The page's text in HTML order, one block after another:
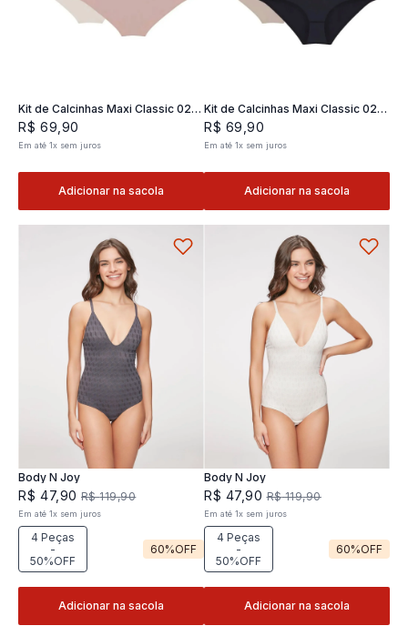
Kit de Calcinhas Maxi Classic 02 -
2 und
R$ 69 90
Em até1x sem juros
Adicionar na sacola
Kit de Calcinhas Maxi Classic 02 -
2 und
R$ 69 ,90
Em até 1x sem juros
Adicionar na sacola
Body N Joy
R$ 47,90 R$ 119,90
Em até1x sem juros
4 Peças
-
50%OFF
60%OFF
Adicionar na sacola
Body N Joy
R$ 47,90 R$ 119,90
Em até 1x sem juros
4 Peças
-
50%OFF
60%OFF
Adicionar na sacola